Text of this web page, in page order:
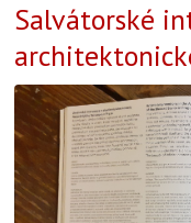
Salvátorské